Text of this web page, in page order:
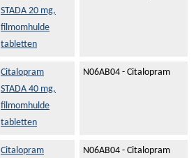
STADA 20 mg,
filmomhulde
tabletten
Citalopram
STADA 40 mg,
filmomhulde
tabletten
N06AB04 - Citalopram
Citalopram
N06AB04 - Citalopram